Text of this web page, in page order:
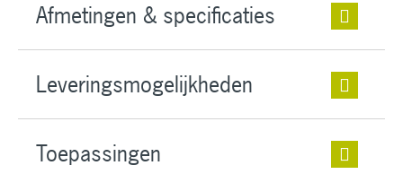
Afmetingen & specificaties
Leveringsmogelijkheden
Toepassingen